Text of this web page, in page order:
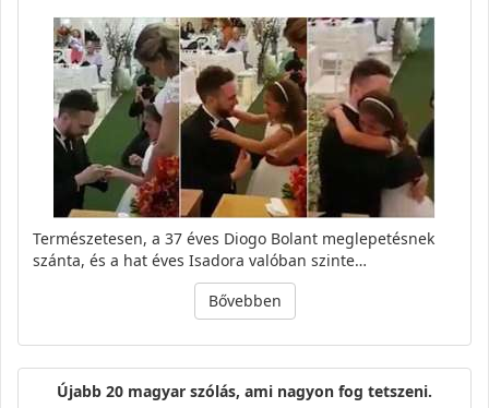
Természetesen, a 37 éves Diogo Bolant meglepetésnek
szánta, és a hat éves Isadora valóban szinte…
Bővebben
Újabb 20 magyar szólás, ami nagyon fog tetszeni.